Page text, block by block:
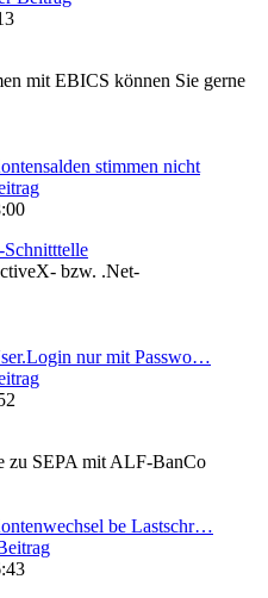
mit EBICS können Sie gerne
stimmen nicht
bzw. .Net-
nur mit Passwo…
zu SEPA mit ALF-BanCo
be Lastschr…